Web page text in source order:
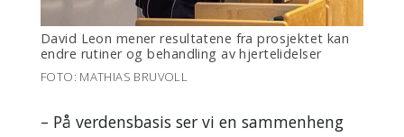
David Leon mener resultatene fra prosjektet kan
endre rutiner og behandling av hjertelidelser
FOTO: MATHIAS BRUVOLL
– På verdensbasis ser vi en sammenheng